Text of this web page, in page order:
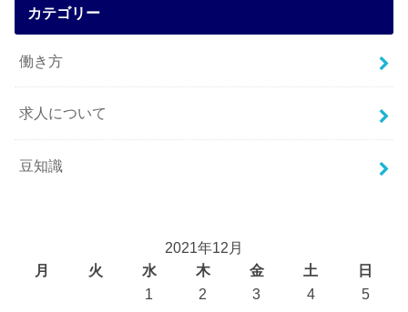
カテゴリー
働き方
求人について
豆知識
2021年12月
月
火 水 木 金 土
日
1
2 3 4
5